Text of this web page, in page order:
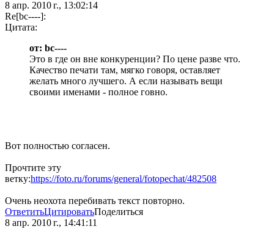
8 апр. 2010 г., 13:02:14
Re[bc----]:
Цитата:
от: bc----
Это в где он вне конкуренции? По цене разве что.
Качество печати там, мягко говоря, оставляет
желать много лучшего. А если называть вещи
своими именами - полное говно.
Вот полностью согласен.
Прочтите эту
ветку:https://foto.ru/forums/general/fotopechat/482508
Очень неохота перебивать текст повторно.
ОтветитьЦитироватьПоделиться
8 апр. 2010 г., 14:41:11